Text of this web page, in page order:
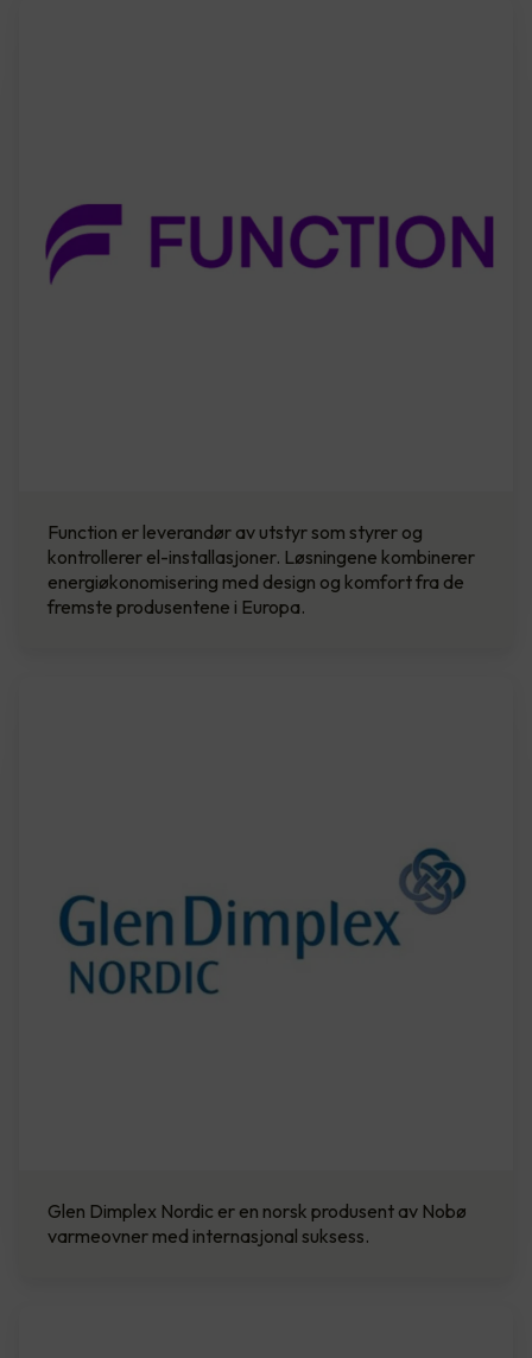
Function er leverandør av utstyr som styrer og
kontrollerer el-installasjoner. Løsningene kombinerer
energi­økonomisering med design og komfort fra de
fremste produsentene i Europa.
Glen Dimplex Nordic er en norsk produsent av Nobø
varmeovner med internasjonal suksess.